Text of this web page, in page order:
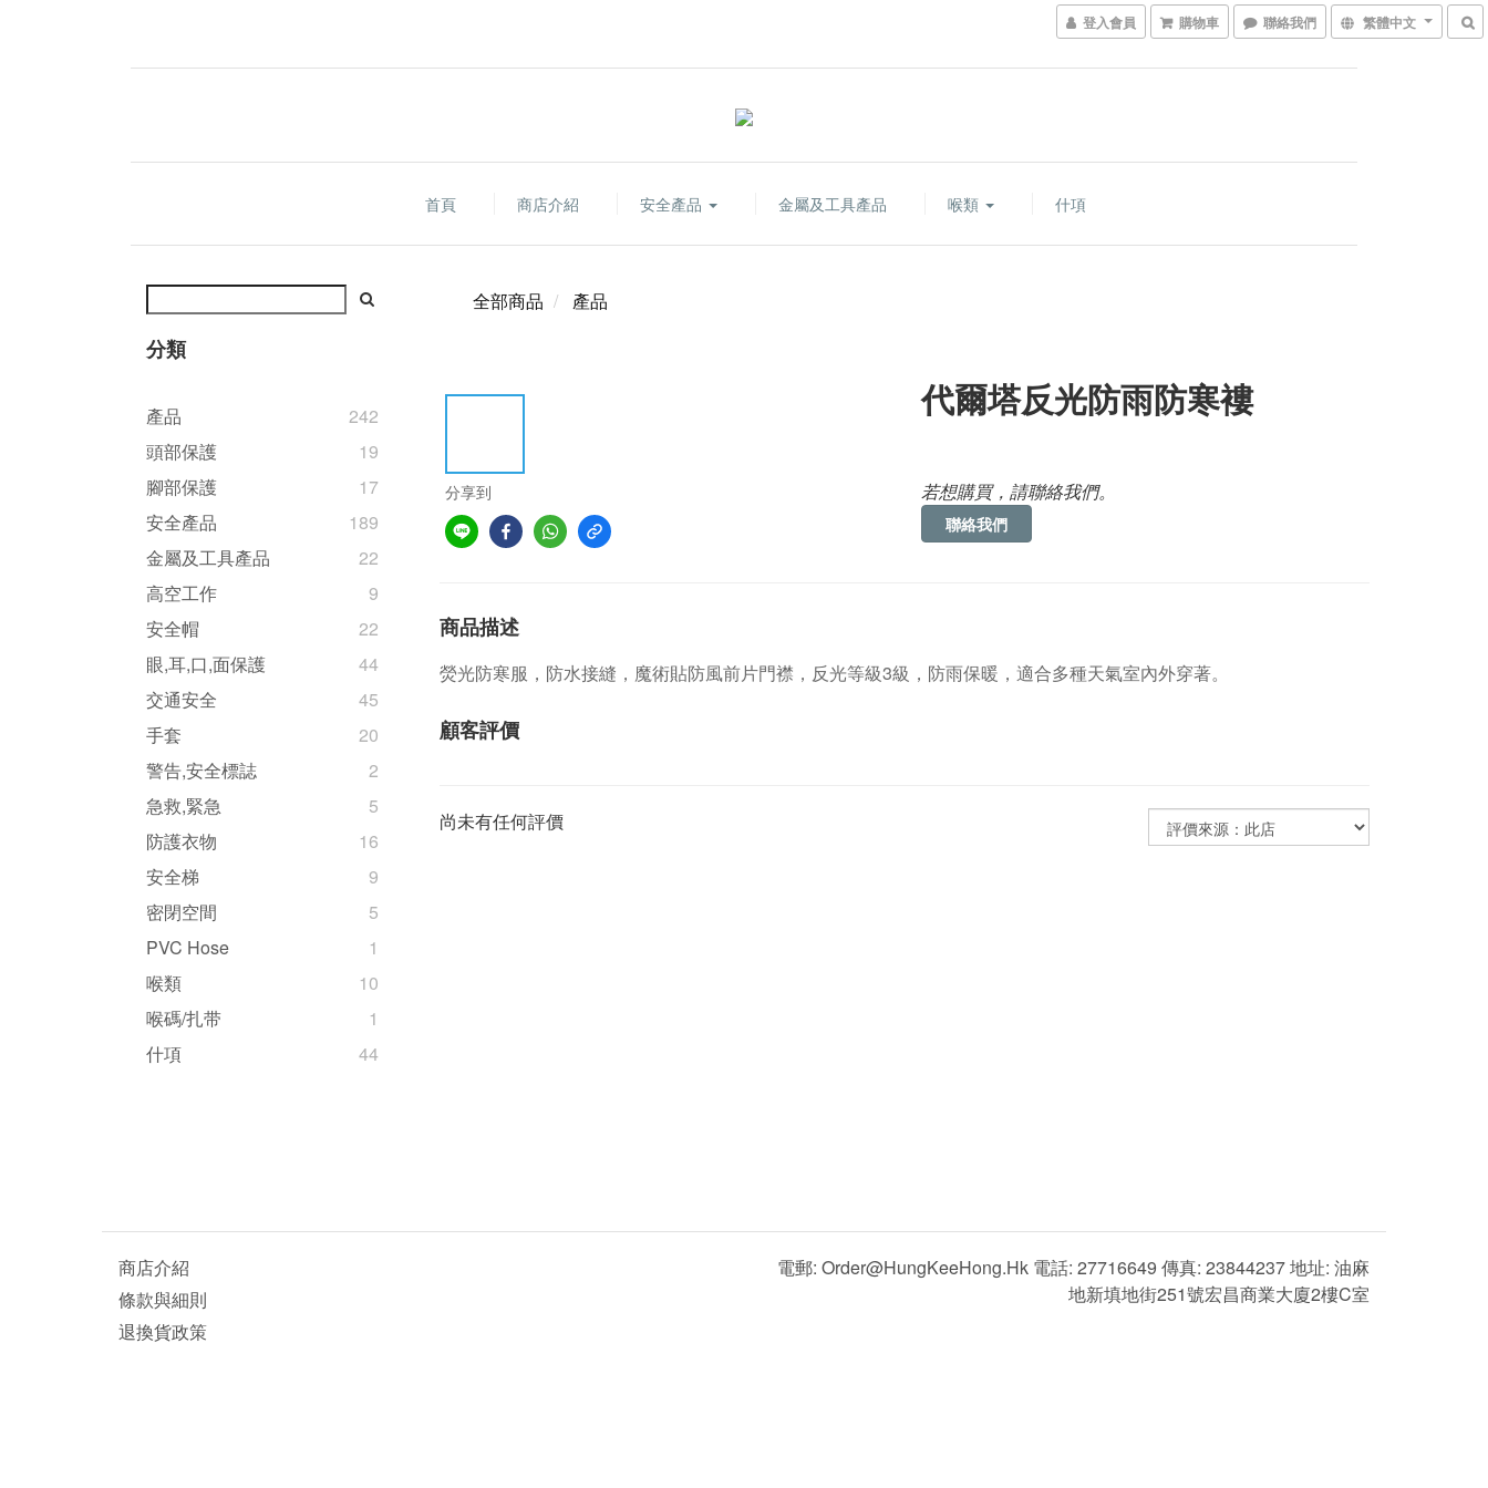
登入會員 購物車 聯絡我們 繁體中文
首頁 商店介紹 安全產品 金屬及工具產品 喉類 什項
分類
產品
242
頭部保護
19
腳部保護
17
安全產品
189
金屬及工具產品
22
高空工作
9
安全帽
22
眼,耳,口,面保護
44
交通安全
45
手套
20
警告,安全標誌
2
急救,緊急
5
防護衣物
16
安全梯
9
密閉空間
5
PVC Hose
1
喉類
10
喉碼/扎带
1
什項
44
全部商品 產品
分享到
代爾塔反光防雨防寒褸
若想購買，請聯絡我們。
聯絡我們
商品描述
熒光防寒服，防水接縫，魔術貼防風前片門襟，反光等級3級，防雨保暖，適合多種天氣室內外穿著。
顧客評價
尚未有任何評價
商店介紹
條款與細則
退換貨政策
電郵: Order@HungKeeHong.hk 電話: 27716649 傳真: 23844237 地址: 油麻
地新填地街251號宏昌商業大廈2樓C室